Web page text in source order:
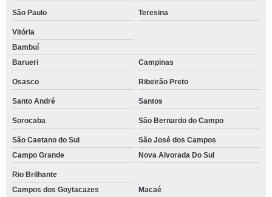
São Paulo Teresina
Vitória
Bambuí
Barueri
Campinas
Osasco Ribeirão Preto
Santo André Santos
Sorocaba São Bernardo do Campo
São Caetano do Sul
São José dos Campos
Campo Grande
Nova Alvorada Do Sul
Rio Brilhante
Campos dos Goytacazes
Macaé